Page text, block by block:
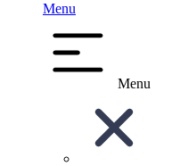
Menu
Menu